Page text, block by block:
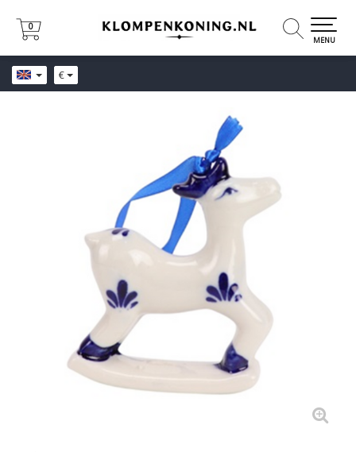
€
0
0
MENU